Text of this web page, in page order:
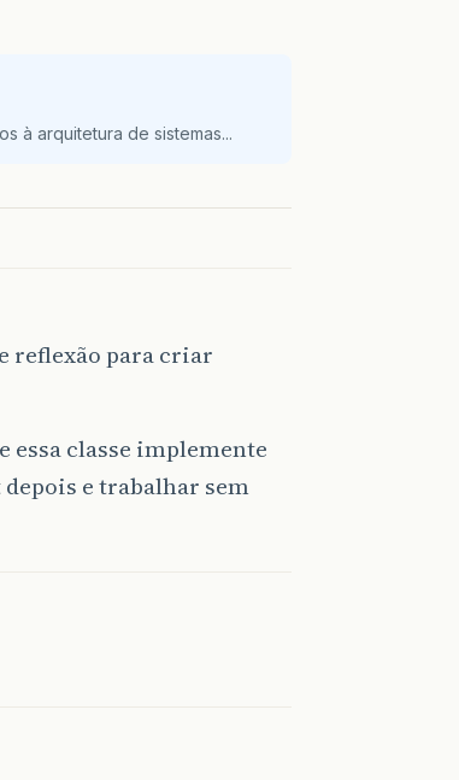
à arquitetura de sistemas...
reflexão para criar
essa classe implemente
e trabalhar sem